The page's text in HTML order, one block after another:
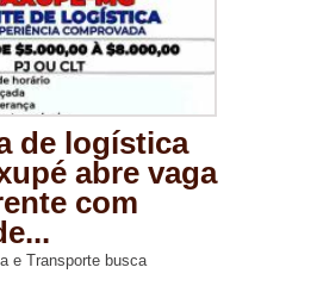
de logística
abre vaga
com
e Transporte busca